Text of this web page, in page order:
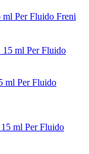
ml Per Fluido Freni
ml Per Fluido